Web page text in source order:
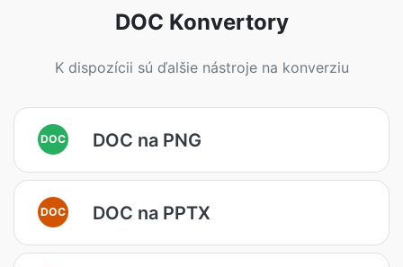
DOC Konvertory
K dispozícii sú ďalšie nástroje na konverziu
DOC DOC na PNG
DOC DOC na PPTX